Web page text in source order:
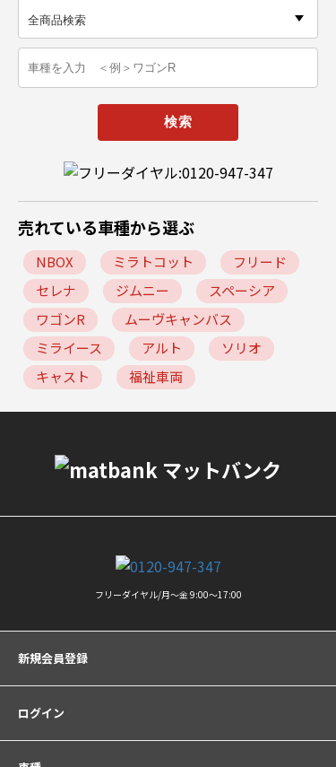
売れている車種から選ぶ
NBOX ミラトコット
フリード
セレナ
ジムニー
スペーシア
ワゴンR
ムーヴキャンバス
ミライース
アルト
ソリオ
キャスト
福祉車両
フリーダイヤル/月〜金 9:00〜17:00
新規会員登録
ログイン